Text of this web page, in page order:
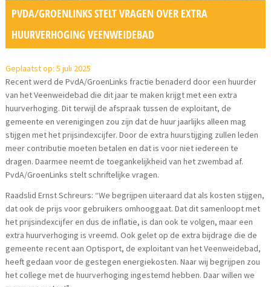
PVDA/GROENLINKS STELT VRAGEN OVER EXTRA
HUURVERHOGING VEENWEIDEBAD
Geplaatst op: 5 juli 2025
Recent werd de PvdA/GroenLinks fractie benaderd door een huurder
van het Veenweidebad die dit jaar te maken krijgt met een extra
huurverhoging. Dit terwijl de afspraak tussen de exploitant, de
gemeente en verenigingen zou zijn dat de huur jaarlijks alleen mag
stijgen met het prijsindexcijfer. Door de extra huurstijging zullen leden
meer contributie moeten betalen en dat is voor niet iedereen te
dragen. Daarmee neemt de toegankelijkheid van het zwembad af.
PvdA/GroenLinks stelt schriftelijke vragen.
Raadslid Ernst Schreurs: “We begrijpen uiteraard dat als kosten stijgen,
dat ook de prijs voor gebruikers omhooggaat. Dat dit samenloopt met
het prijsindexcijfer en dus de inflatie, is dan ook te volgen, maar een
extra huurverhoging is vreemd. Ook gelet op de extra bijdrage die de
gemeente recent aan Optisport, de exploitant van het Veenweidebad,
heeft gedaan voor de gestegen energiekosten. Naar wij begrijpen zou
het college met de huurverhoging ingestemd hebben. Daar willen we